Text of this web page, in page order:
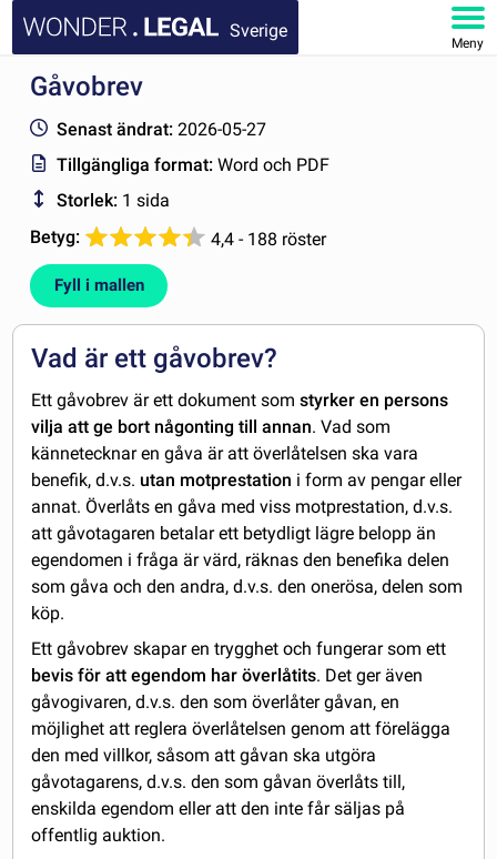
Sverige
Meny
STARTSIDA
DOKUMENT
FAQ
Gåvobrev
Senast ändrat: 2026-05-27
Tillgängliga format:Word och PDF
Storlek: 1 sida
Betyg:
4,4 - 188 röster
Fyll i mallen
Vad är ett gåvobrev?
Ett gåvobrev är ett dokument somstyrker en persons
vilja att ge bort någonting till annan. Vad som
kännetecknar en gåva är att överlåtelsen ska vara
benefik, d.v.s. utan motprestation i form av pengar eller
annat. Överlåts en gåva med viss motprestation, d.v.s.
att gåvotagaren betalar ett betydligt lägre belopp än
egendomen i fråga är värd, räknas den benefika delen
som gåva och den andra, d.v.s. den onerösa, delen som
köp.
Ett gåvobrev skapar en trygghet och fungerar som ett
bevis för att egendom har överlåtits. Det ger även
gåvogivaren, d.v.s. den som överlåter gåvan, en
möjlighet att reglera överlåtelsen genom att förelägga
den med villkor, såsom att gåvan ska utgöra
gåvotagarens, d.v.s. den som gåvan överlåts till,
enskilda egendom eller att den inte får säljas på
offentlig auktion.